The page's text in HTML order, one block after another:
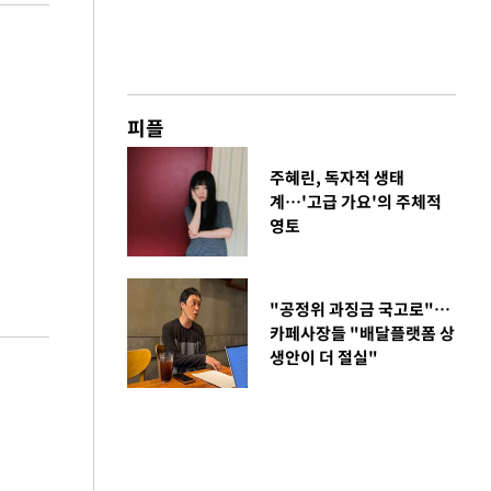
피플
주혜린, 독자적 생태
계…'고급 가요'의 주체적
영토
"공정위 과징금 국고로"…
카페사장들 "배달플랫폼 상
생안이 더 절실"